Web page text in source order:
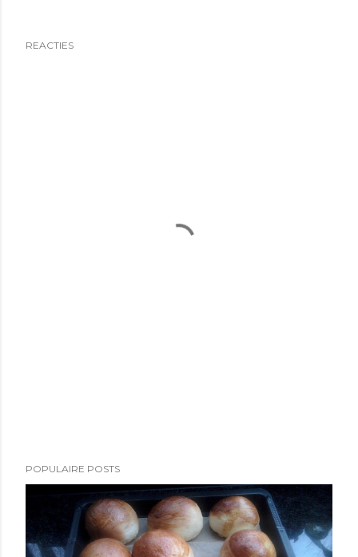
REACTIES
POPULAIRE POSTS